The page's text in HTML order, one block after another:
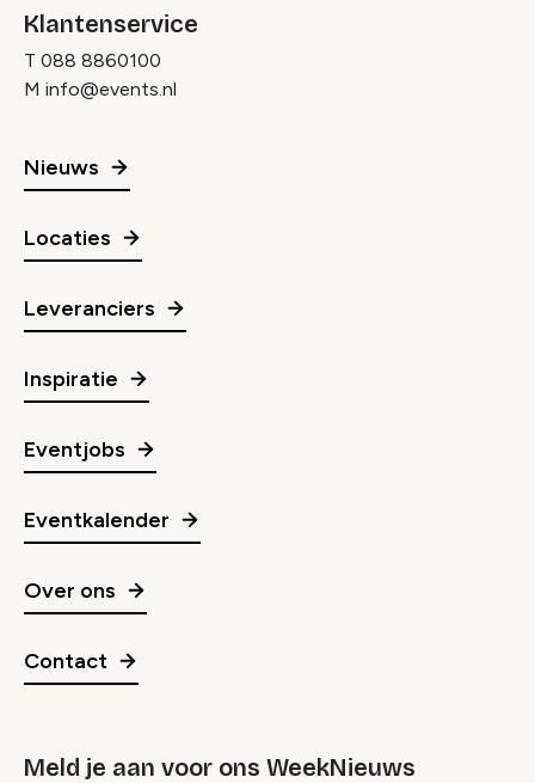
Klantenservice
T 088 8860100
M info@events.nl
Nieuws
Locaties
Leveranciers
Inspiratie
Eventjobs
Eventkalender
Over ons
Contact
Meld je aan voor ons WeekNieuws